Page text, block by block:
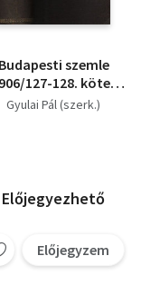
Budapesti szemle
127-128. kötet
(egybekötve)
Gyulai Pál (szerk.)
Előjegyezhető
Előjegyzem